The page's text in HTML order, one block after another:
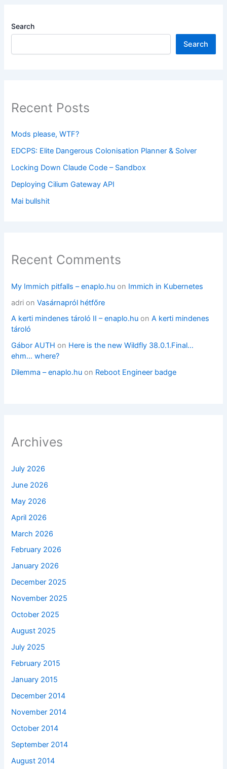
Search
Search
Recent Posts
Mods please, WTF?
EDCPS: Elite Dangerous Colonisation Planner & Solver
Locking Down Claude Code – Sandbox
Deploying Cilium Gateway API
Mai bullshit
Recent Comments
My Immich pitfalls – enaplo.hu on Immich in Kubernetes
adri onVasárnapról hétfőre
A kerti mindenes tároló II – enaplo.hu onA kerti mindenes
tároló
Gábor AUTH on Here is the new Wildfly 38.0.1.Final…
ehm… where?
Dilemma – enaplo.hu on Reboot Engineer badge
Archives
July 2026
June 2026
May 2026
April 2026
March 2026
February 2026
January 2026
December 2025
November 2025
October 2025
August 2025
July 2025
February 2015
January 2015
December 2014
November 2014
October 2014
September 2014
August 2014